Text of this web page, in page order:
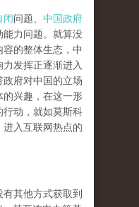
闭问题、 中国政府
能力问题。就算没
的整体生态，中
发挥正逐渐进入
府对中国的立场
的兴趣，在这一形
行动，就如莫斯科
入互联网热点的
其他方式获取到